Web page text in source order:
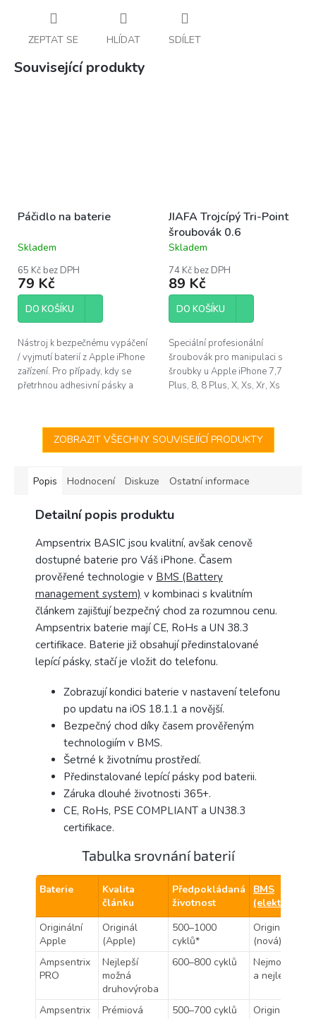
ZEPTAT SE HLÍDAT SDÍLET
Související produkty
Páčidlo na baterie
Průměrné
produktu
je
4,4
hvězdiček.
Skladem
65 Kč bez DPH
79 Kč
DO KOŠÍKU
Nástroj k bezpečnému vypáčení
/ vyjmutí baterií z Apple iPhone
zařízení. Pro případy, kdy se
přetrhnou adhesivní pásky a
JIAFA Trojcípý Tri-Point
šroubovák 0.6
Průměrné
produktu
je
4,1
hvězdiček.
Skladem
74 Kč bez DPH
89 Kč
DO KOŠÍKU
Speciální profesionální
šroubovák pro manipulaci s
šroubky u Apple iPhone 7,7
Plus, 8, 8 Plus, X, Xs, Xr, Xs
rukojeti...
ZOBRAZIT VŠECHNY SOUVISEJÍCÍ PRODUKTY
Popis Hodnocení Diskuze Ostatní informace
Detailní popis produktu
Ampsentrix BASIC jsou kvalitní, avšak cenově
dostupné baterie pro Váš iPhone. Časem
prověřené technologie v BMS (Battery
management system) v kombinaci s kvalitním
článkem zajišťují bezpečný chod za rozumnou cenu.
Ampsentrix baterie mají CE, RoHs a UN 38.3
certifikace. Baterie již obsahují předinstalované
lepící pásky, stačí je vložit do telefonu.
Zobrazují kondici baterie v nastavení telefonu
po updatu na iOS 18.1.1 a novější.
Bezpečný chod díky časem prověřeným
technologiím v BMS.
Šetrné k životnímu prostředí.
Předinstalované lepící pásky pod baterii.
Záruka dlouhé životnosti 365+.
CE, RoHs, PSE COMPLIANT a UN38.3
certifikace.
Tabulka srovnání baterií
Baterie
Kvalita
článku
Předpokládaná
životnost
BMS
(elektronika)
Originální
Apple
Originál
(Apple)
500–1000
cyklů*
Originální
(nová)
Ampsentrix
PRO
Nejlepší
možná
druhovýroba
600–800 cyklů
Nejmodernější
a nejlepší
Ampsentrix
Prémiová
500–700 cyklů
Originální